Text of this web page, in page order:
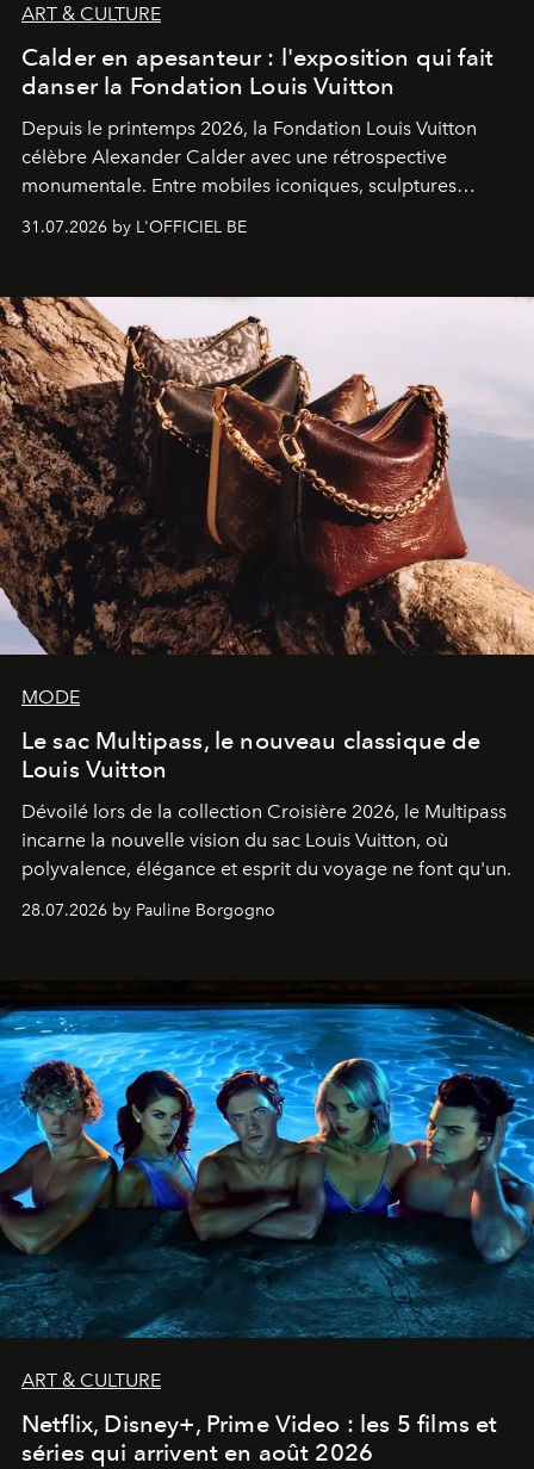
ART & CULTURE
Calder en apesanteur : l'exposition qui fait
danser la Fondation Louis Vuitton
Depuis le printemps 2026, la Fondation Louis Vuitton
célèbre Alexander Calder avec une rétrospective
monumentale. Entre mobiles iconiques, sculptures
monumentales et poésie du mouvement, l'artiste
américain investit les espaces imaginés par Frank Gehry
sculpture.
31.07.2026 by L'OFFICIEL BE
MODE
Le sac Multipass, le nouveau classique de
Louis Vuitton
Dévoilé lors de la collection Croisière 2026, le Multipass
incarne la nouvelle vision du sac Louis Vuitton, où
polyvalence, élégance et esprit du voyage ne font qu'un.
28.07.2026 by Pauline Borgogno
ART & CULTURE
Netflix, Disney+, Prime Video : les 5 films et
séries qui arrivent en août 2026